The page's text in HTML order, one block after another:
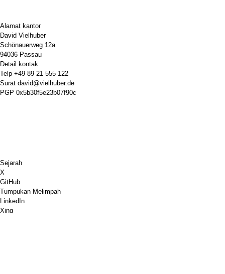
Alamat kantor
David Vielhuber
Schönauerweg 12a
94036 Passau
Detail kontak
Telp +49 89 21 555 122
Surat david@vielhuber.de
PGP 0x5b30f5e23b07f90c
Sejarah
X
GitHub
Tumpukan Melimpah
LinkedIn
Xing